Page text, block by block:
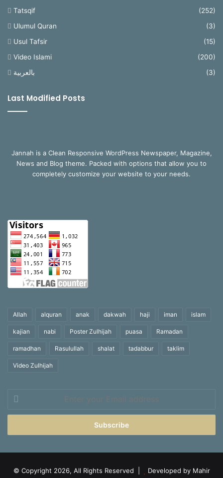
Tatsqif
(252)
Ulumul Quran
(3)
Usul Tafsir
(15)
Video Islami
(200)
بالعربية
(3)
Last Modified Posts
Jannah is a Clean Responsive WordPress Newspaper, Magazine,
News and Blog theme. Packed with options that allow you to
completely customize your website to your needs.
Allah alquran anak dakwah haji iman islam
kajian nabi Poster Zulhijah puasa Ramadan
ramadhan Rasulullah shalat tadabbur taklim
Video Zulhijah
Enter
your
Email
© Copyright 2026, All Rights Reserved | Developed by Mahir